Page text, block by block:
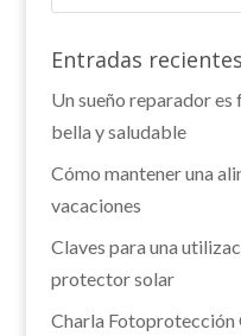
Entradas recientes
Un sueño reparador
bella y saludable
Cómo mantener una
vacaciones
Claves para una
protector solar
Charla Fotoprotección